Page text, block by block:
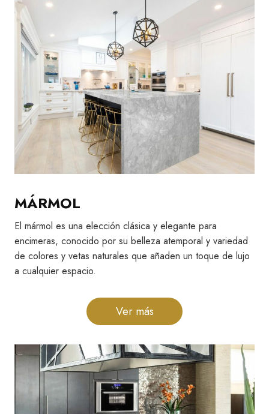
MÁRMOL
El mármol es una elección clásica y elegante para
encimeras, conocido por su belleza atemporal y variedad
de colores y vetas naturales que añaden un toque de lujo
a cualquier espacio.
Ver más